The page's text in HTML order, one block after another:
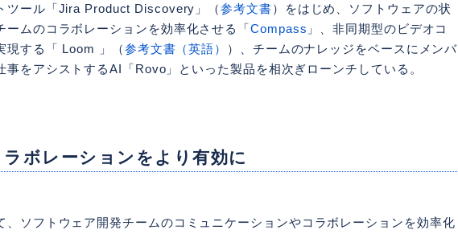
ツール「Jira Product Discovery」（参考文書）をはじめ、ソフトウェアの状
ームのコラボレーションを効率化させる「Compass 」、非同期型のビデオコ
現する「 Loom 」（参考文書（英語）
）、チームのナレッジをベースにメンバ
事をアシストするAI「Rovo」といった製品を相次ぎローンチしている。
ボレーションをより有効に
、ソフトウェア開発チームのコミュニケーションやコラボレーションを効率化